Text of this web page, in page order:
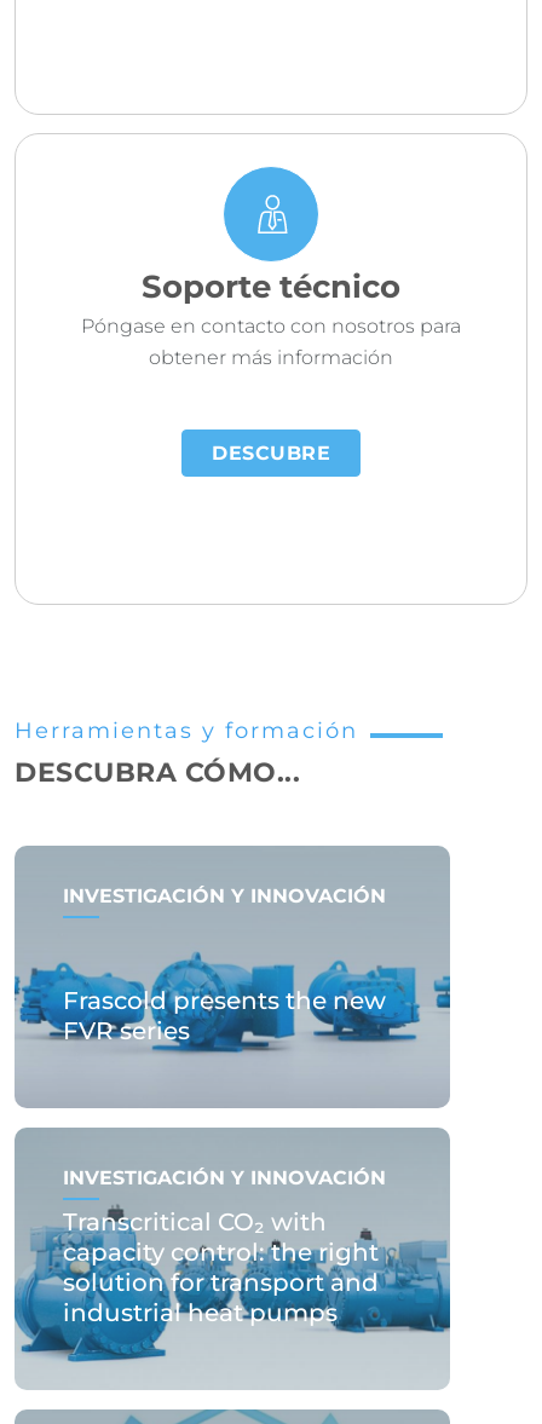
Soporte técnico
Póngase en contacto con nosotros para
obtener más información
DESCUBRE
Herramientas y formación
DESCUBRA CÓMO...
INVESTIGACIÓN Y INNOVACIÓN
Frascold presents the new
FVR series
INVESTIGACIÓN Y INNOVACIÓN
Transcritical CO₂ with
capacity control: the right
solution for transport and
industrial heat pumps